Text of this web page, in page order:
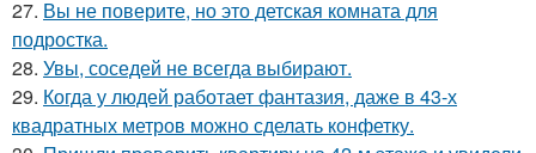
27. Вы не поверите, но это детская комната для
подростка.
28. Увы, соседей не всегда выбирают.
29. Когда у людей работает фантазия, даже в 43-х
квадратных метров можно сделать конфетку.